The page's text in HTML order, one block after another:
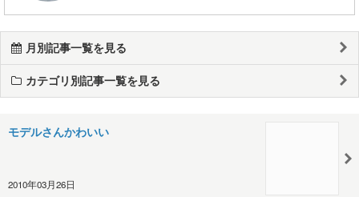
月別記事一覧を見る
カテゴリ別記事一覧を見る
モデルさんかわいい
2010年03月26日